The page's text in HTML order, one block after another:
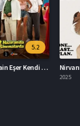
5.2
Kıyma: Hain Eşer Kendi Düşer Full HD İzle